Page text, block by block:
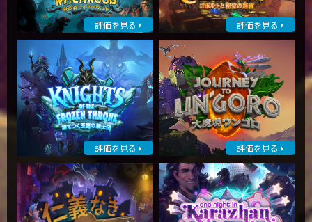
評価を見る 評価を見る
評価を見る 評価を見る